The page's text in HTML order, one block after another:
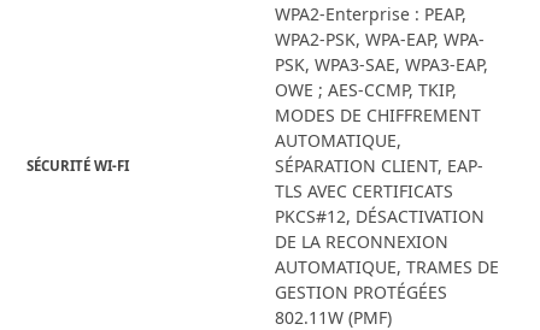
SÉCURITÉ WI-FI
WPA2-Enterprise : PEAP,
WPA2-PSK, WPA-EAP, WPA-
PSK, WPA3-SAE, WPA3-EAP,
OWE ; AES-CCMP, TKIP,
MODES DE CHIFFREMENT
AUTOMATIQUE,
SÉPARATION CLIENT, EAP-
TLS AVEC CERTIFICATS
PKCS#12, DÉSACTIVATION
DE LA RECONNEXION
AUTOMATIQUE, TRAMES DE
GESTION PROTÉGÉES
802.11W (PMF)